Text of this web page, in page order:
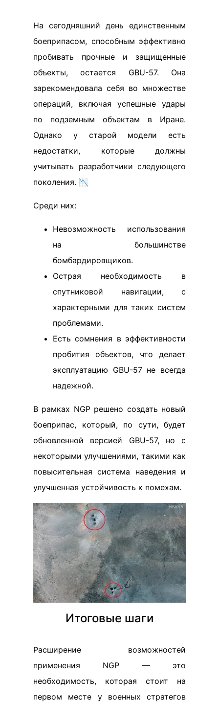
На сегодняшний день единственным
боеприпасом, способным эффективно
пробивать прочные и защищенные
объекты, остается GBU-57. Она
зарекомендовала себя во множестве
операций, включая успешные удары
по подземным объектам в Иране.
Однако у старой модели есть
недостатки, которые должны
учитывать разработчики следующего
поколения. 📉
Среди них:
Невозможность использования
на большинстве
бомбардировщиков.
Острая необходимость в
спутниковой навигации, с
характерными для таких систем
проблемами.
Есть сомнения в эффективности
пробития объектов, что делает
эксплуатацию GBU-57 не всегда
надежной.
В рамках NGP решено создать новый
боеприпас, который, по сути, будет
обновленной версией GBU-57, но с
некоторыми улучшениями, такими как
повысительная система наведения и
улучшенная устойчивость к помехам.
Итоговые шаги
Расширение возможностей
применения NGP — это
необходимость, которая стоит на
первом месте у военных стратегов